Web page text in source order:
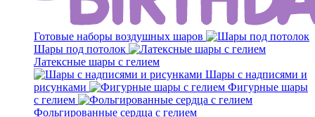
Готовые наборы воздушных шаров
Шары под потолок
Латексные шары с гелием
Шары с надписями и
рисунками
Фигурные шары
с гелием
Фольгированные сердца с гелием